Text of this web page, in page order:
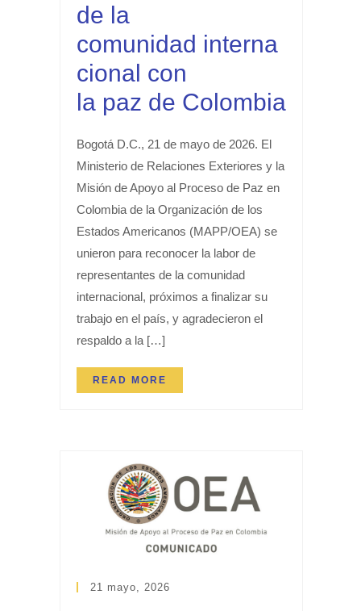
de la
comunidad interna
cional con
la paz de Colombia
Bogotá D.C., 21 de mayo de 2026. El
Ministerio de Relaciones Exteriores y la
Misión de Apoyo al Proceso de Paz en
Colombia de la Organización de los
Estados Americanos (MAPP/OEA) se
unieron para reconocer la labor de
representantes de la comunidad
internacional, próximos a finalizar su
trabajo en el país, y agradecieron el
respaldo a la […]
READ MORE
21 mayo, 2026